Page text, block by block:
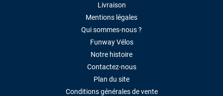
Livraison
Mentions légales
Qui sommes-nous ?
Funway Vélos
Notre histoire
Contactez-nous
Plan du site
Conditions générales de vente